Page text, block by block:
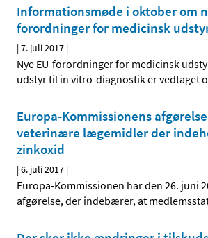
Informationsmøde i oktober om
forordninger for medicinsk
|7. juli 2017 |
Nye EU-forordninger for medicinsk
udstyr til in vitro-diagnostik er vedtaget
Europa-Kommissionens
veterinære lægemidler der
zinkoxid
|6. juli 2017 |
Europa-Kommissionen har den 26. juni
afgørelse, der indebærer, at